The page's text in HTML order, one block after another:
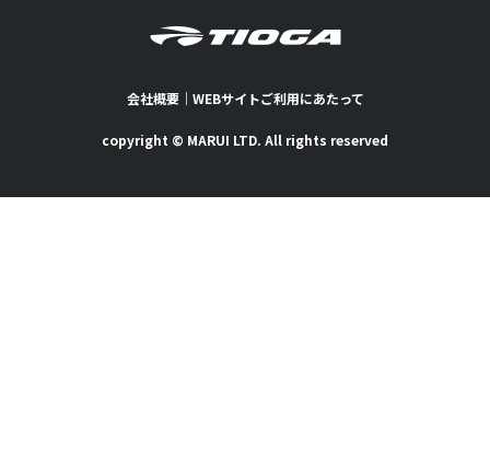
会社概要｜ WEBサイトご利用にあたって
copyright © MARUI LTD. All rights reserved